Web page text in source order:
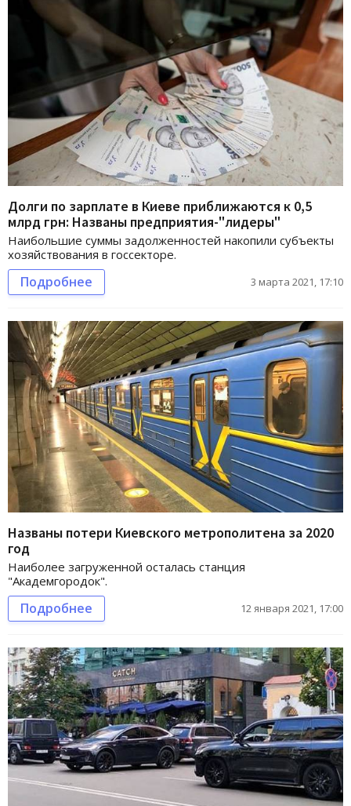
Долги по зарплате в Киеве приближаются к 0,5
млрд грн: Названы предприятия-"лидеры"
Наибольшие суммы задолженностей накопили субъекты
хозяйствования в госсекторе.
Подробнее 3 марта 2021, 17:10
Названы потери Киевского метрополитена за 2020
год
Наиболее загруженной осталась станция
"Академгородок".
Подробнее 12 января 2021, 17:00